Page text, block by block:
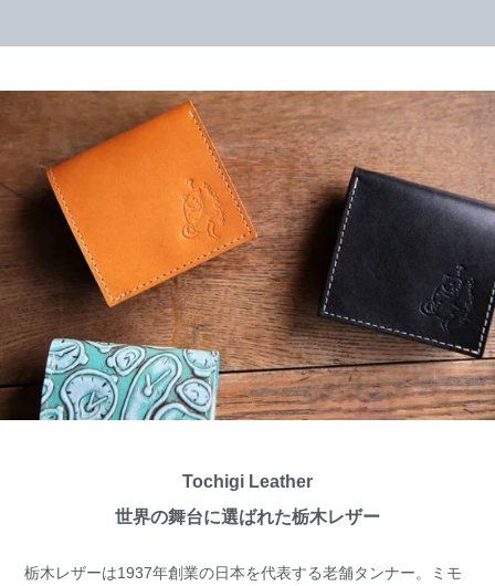
Tochigi Leather
世界の舞台に選ばれた栃木レザー
栃木レザーは1937年創業の日本を代表する老舗タンナー。ミモ